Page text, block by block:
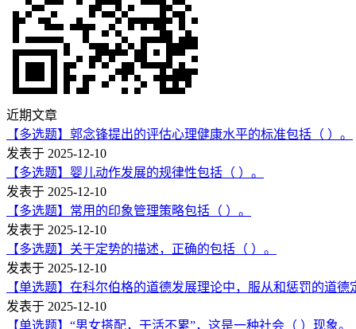
近期文章
【多选题】郭念锋提出的评估心理健康水平的标准包括（ ）。
发表于 2025-12-10
【多选题】婴儿动作发展的规律性包括（ ）。
发表于 2025-12-10
【多选题】常用的印象管理策略包括（ ）。
发表于 2025-12-10
【多选题】关于定势的描述，正确的包括（ ）。
发表于 2025-12-10
【单选题】在科尔伯格的道德发展理论中，服从和惩罚的道
发表于 2025-12-10
【单选题】“男女搭配，干活不累”，这是一种社会（ ）现象。